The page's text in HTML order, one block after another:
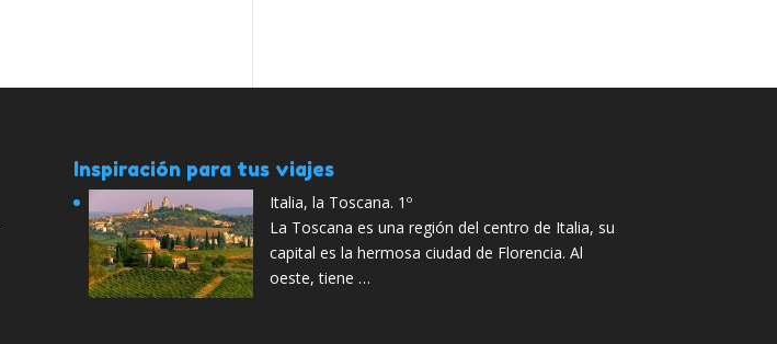
Inspiración para tus viajes
Italia, la Toscana. 1º
La Toscana es una región del centro de Italia, su
capital es la hermosa ciudad de Florencia. Al
oeste, tiene …